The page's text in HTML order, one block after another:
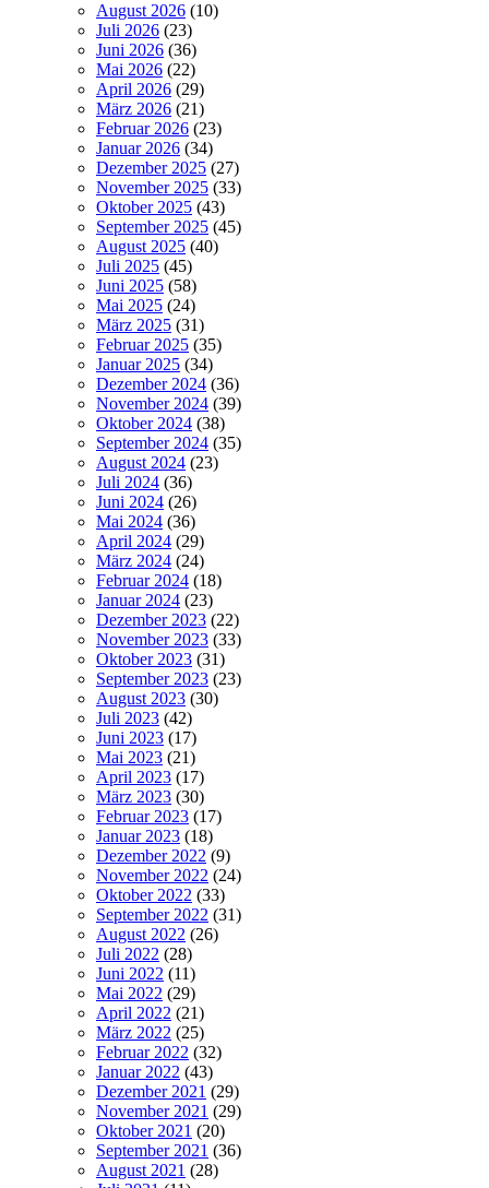
August 2026 (10)
Juli 2026 (23)
Juni 2026 (36)
Mai 2026 (22)
April 2026 (29)
März 2026 (21)
Februar 2026 (23)
Januar 2026 (34)
Dezember 2025 (27)
November 2025 (33)
Oktober 2025 (43)
September 2025 (45)
August 2025 (40)
Juli 2025 (45)
Juni 2025 (58)
Mai 2025 (24)
März 2025 (31)
Februar 2025 (35)
Januar 2025 (34)
Dezember 2024 (36)
November 2024 (39)
Oktober 2024 (38)
September 2024 (35)
August 2024 (23)
Juli 2024 (36)
Juni 2024 (26)
Mai 2024 (36)
April 2024 (29)
März 2024 (24)
Februar 2024 (18)
Januar 2024 (23)
Dezember 2023 (22)
November 2023 (33)
Oktober 2023 (31)
September 2023 (23)
August 2023 (30)
Juli 2023 (42)
Juni 2023 (17)
Mai 2023 (21)
April 2023 (17)
März 2023 (30)
Februar 2023 (17)
Januar 2023 (18)
Dezember 2022 (9)
November 2022 (24)
Oktober 2022 (33)
September 2022 (31)
August 2022 (26)
Juli 2022 (28)
Juni 2022 (11)
Mai 2022 (29)
April 2022 (21)
März 2022 (25)
Februar 2022 (32)
Januar 2022 (43)
Dezember 2021 (29)
November 2021 (29)
Oktober 2021 (20)
September 2021 (36)
August 2021 (28)